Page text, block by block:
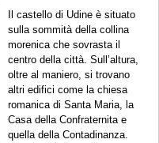
Il castello di Udine è situato
sulla sommità della collina
morenica che sovrasta il
centro della città. Sull’altura,
oltre al maniero, si trovano
altri edifici come la chiesa
romanica di Santa Maria, la
Casa della Confraternita e
quella della Contadinanza.